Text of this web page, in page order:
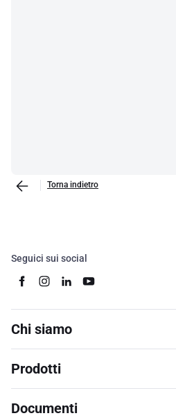
Torna indietro
Seguici sui social
Chi siamo
Prodotti
Documenti